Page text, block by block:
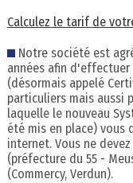
Calculez le tarif de
Notre société est
années afin
(désormais appelé
particuliers mais aussi
laquelle le nouveau
été mis en place) vous
internet. Vous ne
(préfecture du 55 -
(Commercy, Verdun).